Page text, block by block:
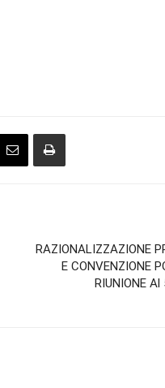
RAZIONALIZZAZIONE
E CONVENZIONE
RIUNIONE Al